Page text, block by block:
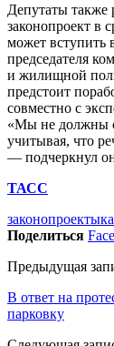
Депутаты также
законопроект в
может вступить
председателя
и жилищной
предстоит
совместно с
«Мы не должны
учитывая, что
— подчеркнул
ТАСС
законопроекты
Поделиться
Предыдущая
В ответ на
парковку